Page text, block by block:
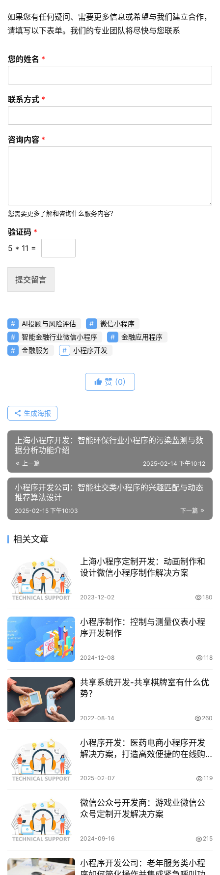
题
络
如果您有任何疑问、需要更多信息或希望与我们建立合作，
请填写以下表单。我们的专业团队将尽快与您联系
您的姓名 *
联系方式 *
咨询内容 *
您需要更多了解和咨询什么服务内容？
验证码 *
5 * 11 =
提交留言
AI投顾与风险评估
微信小程序
智能金融行业微信小程序
金融应用程序
金融服务
小程序开发
赞 (0)
生成海报
上海小程序开发：智能环保行业小程序的污染监测与数
据分析功能介绍
上一篇 2025-02-14 下午10:12
小程序开发公司：智能社交类小程序的兴趣匹配与动态
推荐算法设计
下一篇
2025-02-15 下午10:03
相关文章
上海小程序定制开发：动画制作和
设计微信小程序制作解决方案
2023-12-02 180
小程序制作：控制与测量仪表小程
序开发制作
2024-12-08 118
共享系统开发-共享棋牌室有什么优
势？
2022-08-14 260
小程序开发：医药电商小程序开发
解决方案，打造高效便捷的在线购
2025-02-07 119
微信公众号开发商：游戏业微信公
众号定制开发解决方案
2024-09-16 215
小程序开发公司：老年服务类小程